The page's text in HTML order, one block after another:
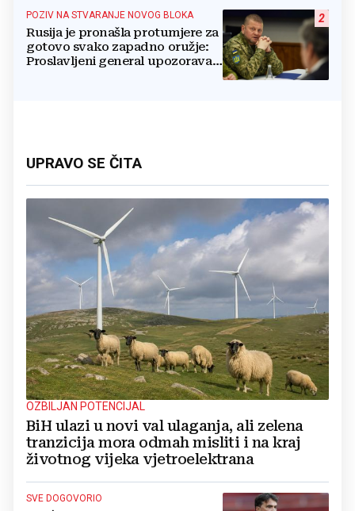
2
POZIV NA STVARANJE NOVOG BLOKA
Rusija je pronašla protumjere za
gotovo svako zapadno oružje:
Proslavljeni general upozorava
UPRAVO SE ČITA
OZBILJAN POTENCIJAL
BiH ulazi u novi val ulaganja, ali zelena
tranzicija mora odmah misliti i na kraj
životnog vijeka vjetroelektrana
SVE DOGOVORIO